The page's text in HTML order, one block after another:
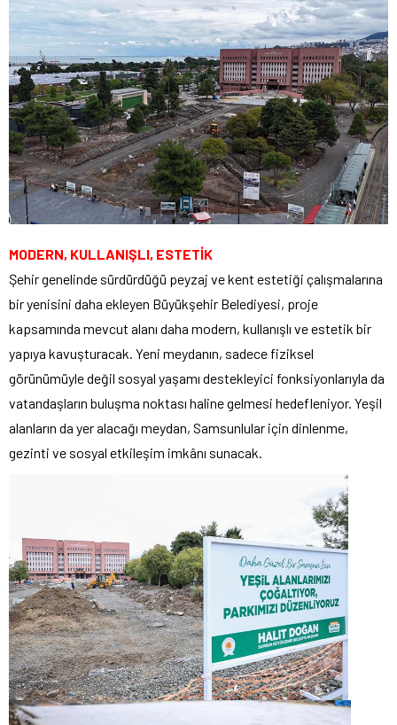
MODERN, KULLANIŞLI, ESTETİK
Şehir genelinde sürdürdüğü peyzaj ve kent estetiği çalışmalarına
bir yenisini daha ekleyen Büyükşehir Belediyesi, proje
kapsamında mevcut alanı daha modern, kullanışlı ve estetik bir
yapıya kavuşturacak. Yeni meydanın, sadece fiziksel
görünümüyle değil sosyal yaşamı destekleyici fonksiyonlarıyla da
vatandaşların buluşma noktası haline gelmesi hedefleniyor. Yeşil
alanların da yer alacağı meydan, Samsunlular için dinlenme,
gezinti ve sosyal etkileşim imkânı sunacak.